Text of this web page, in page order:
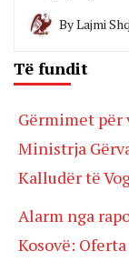
ByLajmi
Të fundit
Gërmimet për
Ministrja
Kalludër të
Alarm nga
Kosovë: